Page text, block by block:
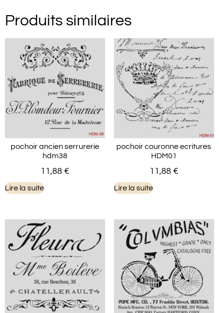
Produits similaires
pochoir ancien serrurerie
hdm38
11,88 €
Lire la suite
pochoir couronne ecritures
HDM01
11,88 €
Lire la suite